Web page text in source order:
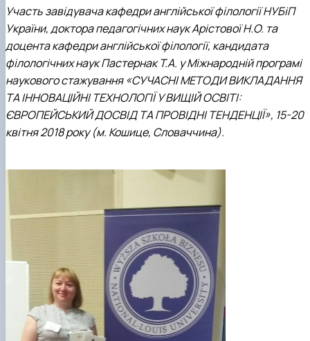
Участь завідувача кафедри англійської філології НУБіП
України, доктора педагогічних наук Арістової Н.О. та
доцента кафедри англійської філології, кандидата
філологічних наук Пастернак Т.А. у Міжнародній програмі
наукового стажування «СУЧАСНІ МЕТОДИ ВИКЛАДАННЯ
ТА ІННОВАЦІЙНІ ТЕХНОЛОГІЇ У ВИЩІЙ ОСВІТІ:
ЄВРОПЕЙСЬКИЙ ДОСВІД ТА ПРОВІДНІ ТЕНДЕНЦІЇ», 15-20
квітня 2018 року (м. Кошице, Словаччина).